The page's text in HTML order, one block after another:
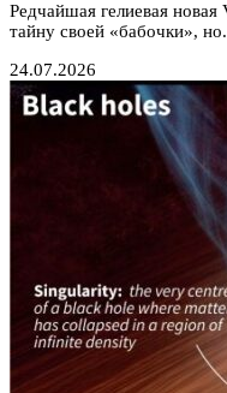
Редчайшая гелиевая
тайну своей «бабочки»,
24.07.2026